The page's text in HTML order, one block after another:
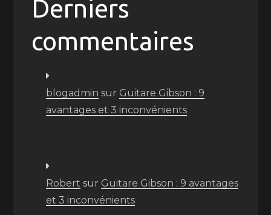
Derniers
commentaires
blogadmin sur Guitare Gibson : 9
avantages et 3 inconvénients
Robert sur Guitare Gibson : 9 avantages
et 3 inconvénients